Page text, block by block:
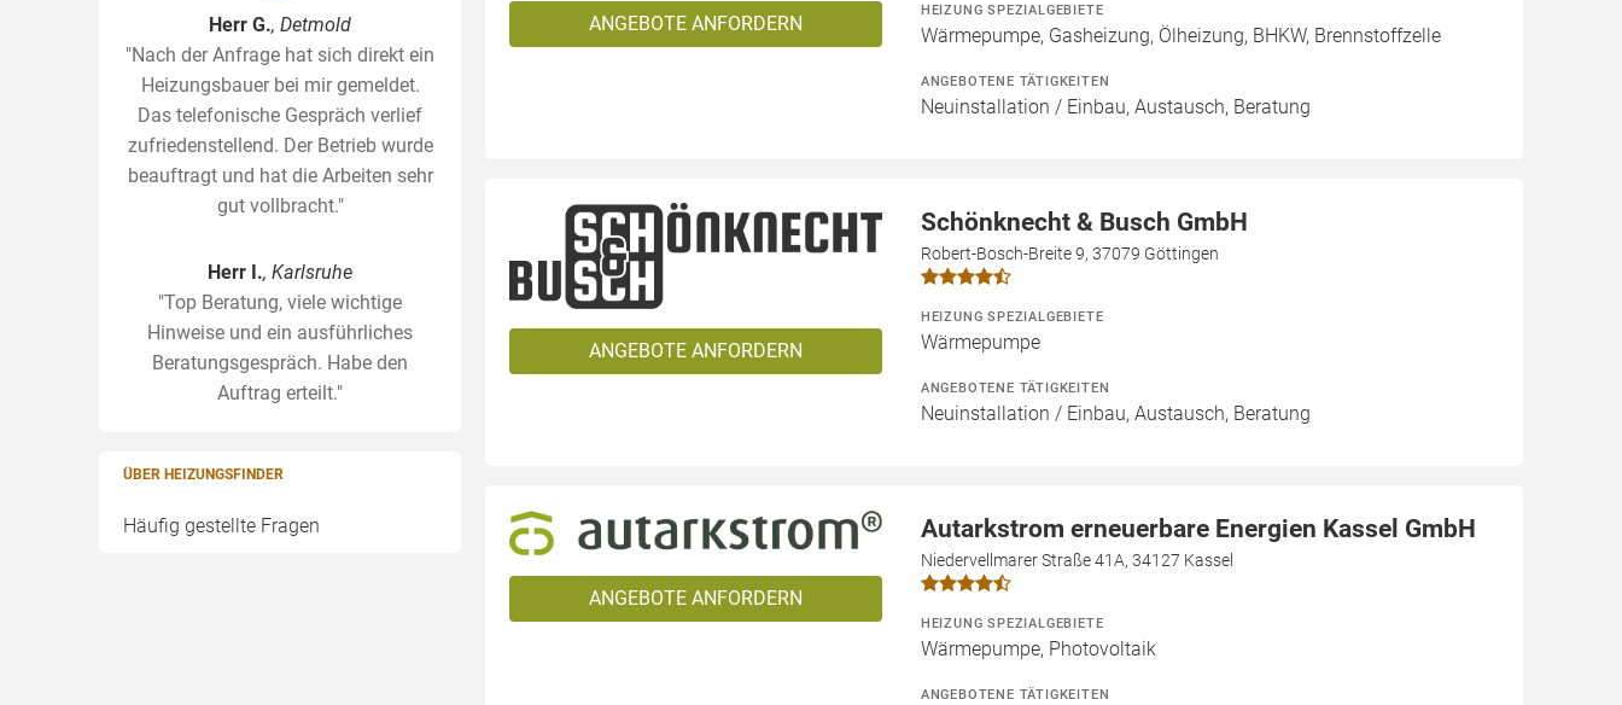
Herr G., Detmold
"Nach der Anfrage hat sich direkt ein
Heizungsbauer bei mir gemeldet.
Das telefonische Gespräch verlief
zufriedenstellend. Der Betrieb wurde
beauftragt und hat die Arbeiten sehr
gut vollbracht."
Herr I., Karlsruhe
"Top Beratung, viele wichtige
Hinweise und ein ausführliches
Beratungsgespräch. Habe den
Auftrag erteilt."
ÜBER HEIZUNGSFINDER
Häufig gestellte Fragen
ANGEBOTE ANFORDERN
HEIZUNG SPEZIALGEBIETE
Wärmepumpe, Gasheizung, Ölheizung, BHKW, Brennstoffzelle
ANGEBOTENE TÄTIGKEITEN
Neuinstallation / Einbau, Austausch, Beratung
ANGEBOTE ANFORDERN
Schönknecht & Busch GmbH
Robert-Bosch-Breite 9, 37079 Göttingen
HEIZUNG SPEZIALGEBIETE
Wärmepumpe
ANGEBOTENE TÄTIGKEITEN
Neuinstallation / Einbau, Austausch, Beratung
ANGEBOTE ANFORDERN
Autarkstrom erneuerbare Energien Kassel GmbH
Niedervellmarer Straße 41A, 34127 Kassel
HEIZUNG SPEZIALGEBIETE
Wärmepumpe, Photovoltaik
ANGEBOTENE TÄTIGKEITEN